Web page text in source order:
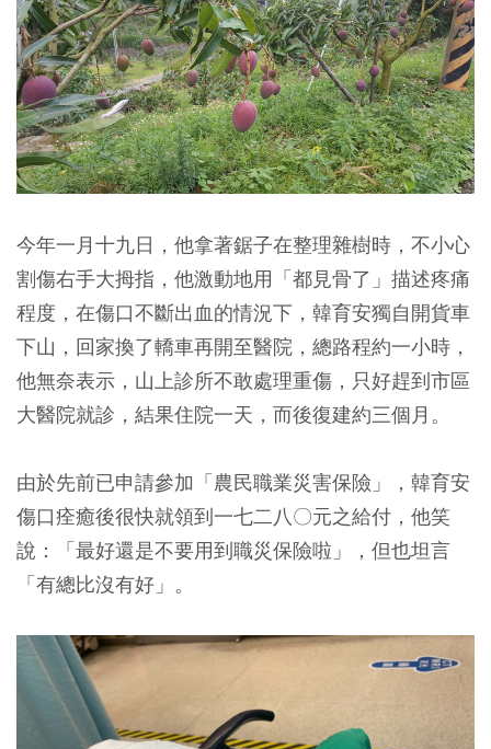
今年一月十九日，他拿著鋸子在整理雜樹時，不小心
割傷右手大拇指，他激動地用「都見骨了」描述疼痛
程度，在傷口不斷出血的情況下，韓育安獨自開貨車
下山，回家換了轎車再開至醫院，總路程約一小時，
他無奈表示，山上診所不敢處理重傷，只好趕到市區
大醫院就診，結果住院一天，而後復建約三個月。
由於先前已申請參加「農民職業災害保險」，韓育安
傷口痊癒後很快就領到一七二八〇元之給付，他笑
說：「最好還是不要用到職災保險啦」，但也坦言
「有總比沒有好」。